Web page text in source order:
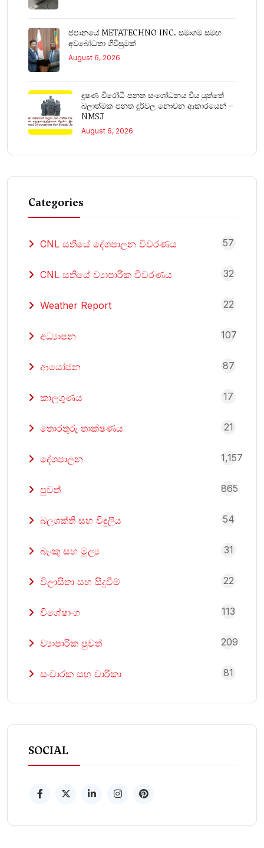
ජපානයේ METATECHNO INC. සමාගම සමඟ
අවබෝධතා ගිවිසුමක්
August 6, 2026
දූෂණ විරෝධී පනත සංශෝධනය විය යුත්තේ
බලාත්මක පනත දුර්වල නොවන ආකාරයෙන් –
NMSJ
August 6, 2026
Categories
CNL සතියේ දේශපාලන විවරණය 57
CNL සතියේ ව්‍යාපාරික විවරණය 32
Weather Report 22
අධ්‍යාපන 107
ආයෝජන 87
කාලගුණය 17
තොරතුරු තාක්ෂණය 21
දේශපාලන 1,157
පුවත් 865
බලශක්ති සහ විදුලිය 54
බැංකු සහ මූල්‍ය 31
විලාසිතා සහ සිදුවීම් 22
විශේෂාංග 113
ව්‍යාපාරික පුවත් 209
සංචාරක සහ චාරිකා 81
SOCIAL